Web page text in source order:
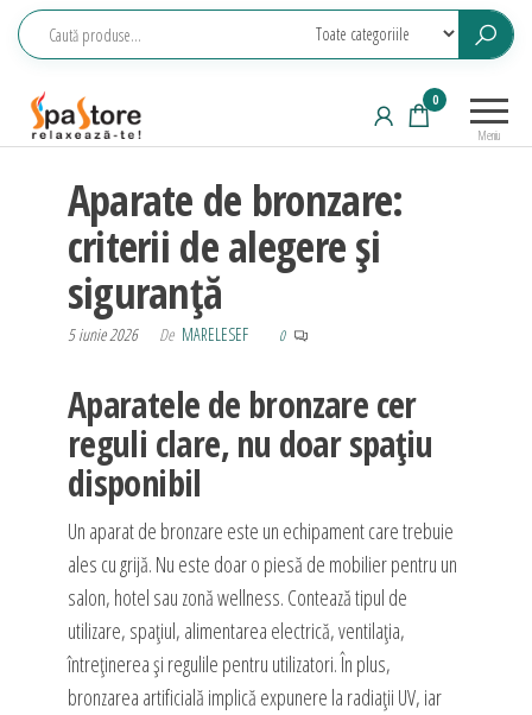
Sari
saune,
wellness
Meniu
0
Aparate de bronzare:
criterii de alegere și
siguranță
5 iunie 2026 De MARELESEF 0
Aparatele de bronzare cer
reguli clare, nu doar spațiu
disponibil
Un aparat de bronzare este un echipament care trebuie
ales cu grijă. Nu este doar o piesă de mobilier pentru un
salon, hotel sau zonă wellness. Contează tipul de
utilizare, spațiul, alimentarea electrică, ventilația,
întreținerea și regulile pentru utilizatori. În plus,
bronzarea artificială implică expunere la radiații UV, iar